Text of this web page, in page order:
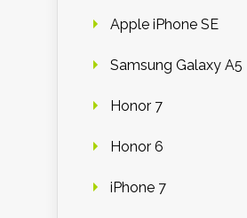
Apple iPhone SE
Samsung Galaxy A5
Honor 7
Honor 6
iPhone 7